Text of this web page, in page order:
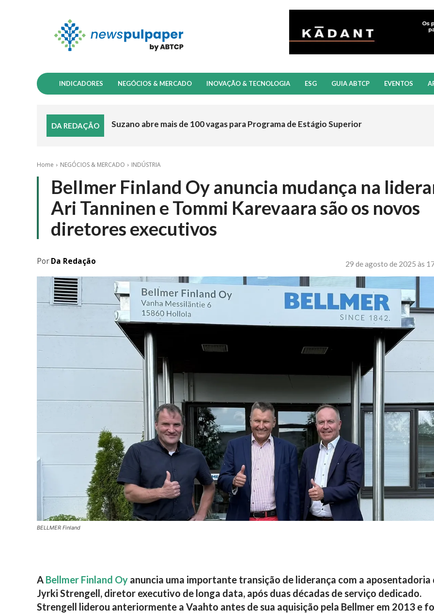
INDICADORES NEGÓCIOS & MERCADO INOVAÇÃO & TECNOLOGIA ESG GUIA ABTCP EVENTOS
DA REDAÇÃO Suzano abre mais de 100 vagas para Programa de Estágio Superior
Home NEGÓCIOS & MERCADO INDÚSTRIA
Bellmer Finland Oy anuncia mudança na
Ari Tanninen e Tommi Karevaara são os novos
diretores executivos
PorDa Redação 29 de agosto de 2025 às
BELLMER Finland
A Bellmer Finland Oy anuncia uma importante transição de liderança com a aposentadoria
Jyrki Strengell, diretor executivo de longa data, após duas décadas de serviço dedicado.
Strengell liderou anteriormente a Vaahto antes de sua aquisição pela Bellmer em 2013 e